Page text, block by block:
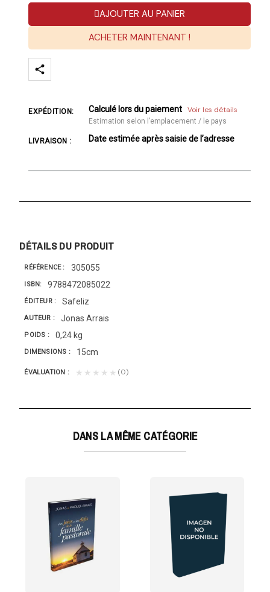
AJOUTER AU PANIER
ACHETER MAINTENANT !
EXPÉDITION: Calculé lors du paiement Voir les détails
Estimation selon l’emplacement / le pays
LIVRAISON : Date estimée après saisie de l’adresse
DÉTAILS DU PRODUIT
RÉFÉRENCE 305055
ISBN 9788472085022
ÉDITEUR Safeliz
AUTEUR Jonas Arrais
POIDS 0,24 kg
DIMENSIONS 15cm
ÉVALUATION ★★★★★ (0)
DANS LA MÊME CATÉGORIE
discernerez comment le Christ peutréellement...